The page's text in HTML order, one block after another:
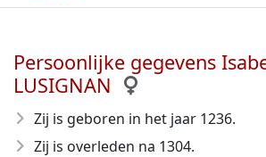
Persoonlijke gegevens
LUSIGNAN
Zij is geboren in het jaar 1236.
Zij is overleden na 1304.